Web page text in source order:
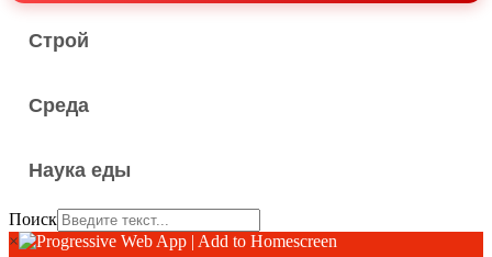
Строй
Среда
Наука еды
Поиск
×